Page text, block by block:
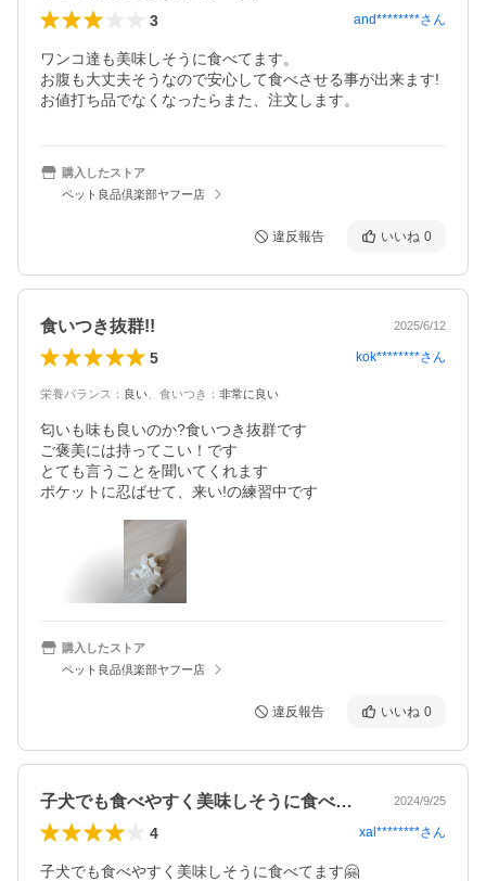
3 and********さん
ワンコ達も美味しそうに食べてます。
お腹も大丈夫そうなので安心して食べさせる事が出来ます!
お値打ち品でなくなったらまた、注文します。
購入したストア
ペット良品倶楽部ヤフー店
違反報告 いいね 0
食いつき抜群!! 2025/6/12
5 kok********さん
栄養バランス ： 良い 食いつき ： 非常に良い
匂いも味も良いのか?食いつき抜群です
ご褒美には持ってこい！です
とても言うことを聞いてくれます
ポケットに忍ばせて、来い!の練習中です
購入したストア
ペット良品倶楽部ヤフー店
違反報告 いいね 0
子犬でも食べやすく美味しそうに食べてま… 2024/9/25
4 xal********さん
子犬でも食べやすく美味しそうに食べてます🤗